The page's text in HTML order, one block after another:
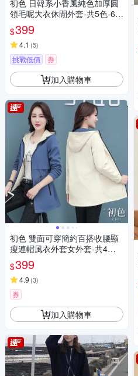
初色 日韓系小香風純色加厚圓
領毛呢大衣休閒外套-共5色-64
171(F可選)
$399
4.1 (5)
挑戰低價 券
加入購物車
初色 雙面可穿簡約百搭收腰顯
瘦連帽風衣外套女外套-共4色-3
9147(M-4XL可選)
$399
4.9 (3)
券
加入購物車